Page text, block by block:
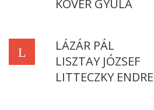
KÖVÉR GYULA
L
LÁZÁR PÁL
LISZTAY JÓZSEF
LITTECZKY ENDRE